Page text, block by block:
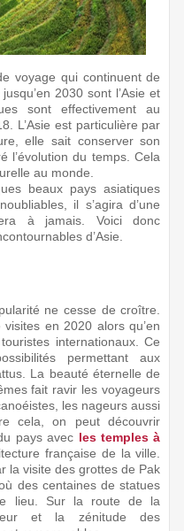
voyage qui continuent de
2030 sont l’Asie et
sont effectivement au
L’Asie est particulière par
elle sait conserver son
l’évolution du temps. Cela
au monde.
beaux pays asiatiques
il s’agira d’une
à jamais. Voici donc
d’Asie.
ne cesse de croître.
en 2020 alors qu’en
internationaux. Ce
permettant aux
La beauté éternelle de
fait ravir les voyageurs
les nageurs aussi
cela, on peut découvrir
pays avec les temples à
française de la ville.
la visite des grottes de Pak
des centaines de statues
lieu. Sur la route de la
et la zénitude des